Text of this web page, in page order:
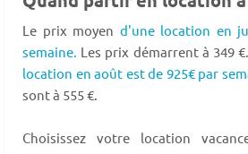
Le prix moyen d'une location en
semaine. Les prix démarrent à 349
location en août est de 925€ par
sont à 555 €.
Choisissez votre location